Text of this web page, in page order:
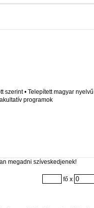
szerint • Telepített magyar
programok
megadni szíveskedjenek!
fő x